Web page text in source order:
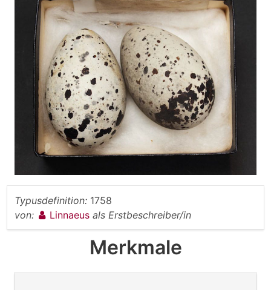
Typusdefinition: 1758
von:
Linnaeus als Erstbeschreiber/in
Merkmale